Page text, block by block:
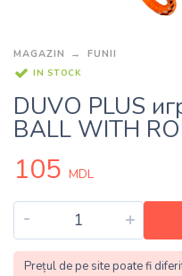
MAGAZIN FUNII
IN STOCK
DUVO PLUS
BALL WITH
105 MDL
- +
Prețul de pe site poate fi